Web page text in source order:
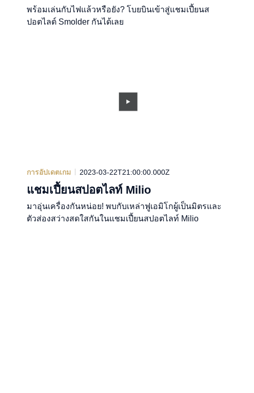
พร้อมเล่นกับไฟแล้วหรือยัง? โบยบินเข้าสู่แชมเปี้ยนส
ปอตไลต์ Smolder กันได้เลย
การอัปเดตเกม 2023-03-22T21:00:00.000Z
แชมเปี้ยนสปอตไลท์ Milio
มาอุ่นเครื่องกันหน่อย! พบกับเหล่าฟูเอมิโกผู้เป็นมิตรและ
ตัวส่องสว่างสดใสกันในแชมเปี้ยนสปอตไลท์ Milio